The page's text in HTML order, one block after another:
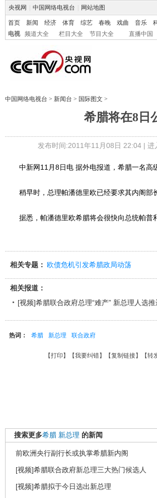
央视网 中国网络电视台 网站地图
首页 新闻 经济 体育 综艺 春晚 戏曲 音乐
电视
频道大全 栏目大全 节目大全 直播中国
中国网络电视台 > 新闻台 > 国际图文 >
希腊将在8日
发布时间:2011年11月08日 22:04 | 进
中新网11月8日电 据外电报道，希腊一名高
稍早时，总理帕潘德里欧已经要求其内阁部
据悉，帕潘德里欧希腊将会很快向总统帕普
相关专题： 欧债危机引发希腊政局动荡
相关报道：
[视频]希腊联合政府总理“难产” 新总理人选
热词： 希腊 新总理 联合政府
【打印 】【我要纠错】【复制链接】【转
搜索更多希腊 新总理 的新闻
前欧洲央行副行长或执掌希腊新内阁
[视频]希腊联合政府新总理三大热门候选人
[视频]希腊拟于今日选出新总理